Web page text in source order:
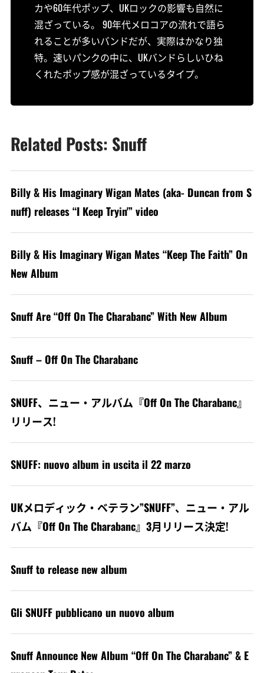
カや60年代ポップ、UKロックの影響も自然に
混ざっている。 90年代メロコアの流れで語ら
れることが多いバンドだが、実際はかなり独
特。速いパンクの中に、UKバンドらしいひね
くれたポップ感が混ざっているタイプ。
Related Posts: Snuff
Billy & His Imaginary Wigan Mates (aka- Duncan from S
nuff) releases “I Keep Tryin'” video
Billy & His Imaginary Wigan Mates “Keep The Faith” On
New Album
Snuff Are “Off On The Charabanc” With New Album
Snuff – Off On The Charabanc
SNUFF、ニュー・アルバム『Off On The Charabanc』
リリース!
SNUFF: nuovo album in uscita il 22 marzo
UKメロディック・ベテラン”SNUFF”、ニュー・アル
バム『Off On The Charabanc』3月リリース決定!
Snuff to release new album
Gli SNUFF pubblicano un nuovo album
Snuff Announce New Album “Off On The Charabanc” & E